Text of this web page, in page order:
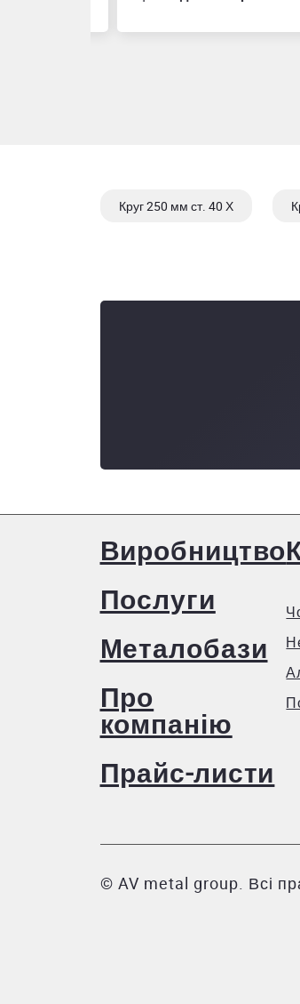
Круг 250 мм ст. 40 Х
Виробництво
Послуги
Металобази
Про
компанію
Прайс-листи
© AV metal group. Всі